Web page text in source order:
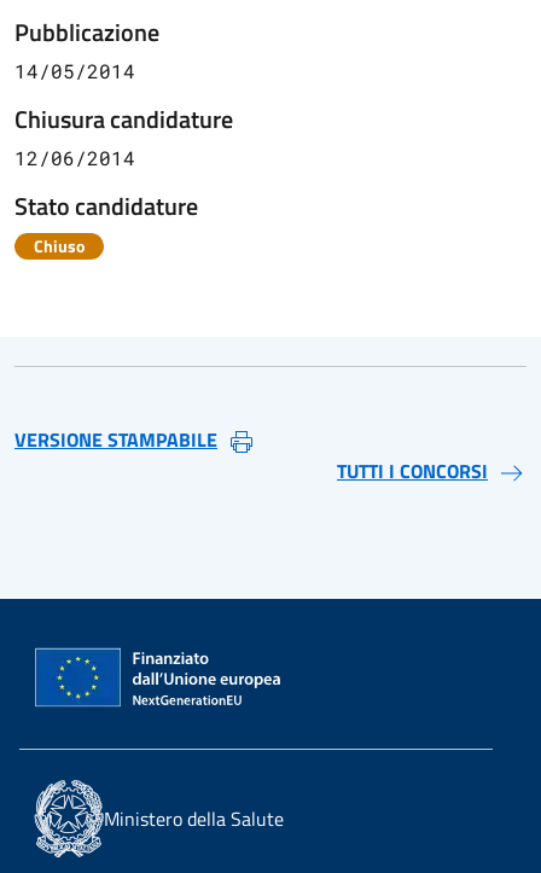
Pubblicazione
14/05/2014
Chiusura candidature
12/06/2014
Stato candidature
Chiuso
VERSIONE STAMPABILE
TUTTI I CONCORSI
Ministero della Salute